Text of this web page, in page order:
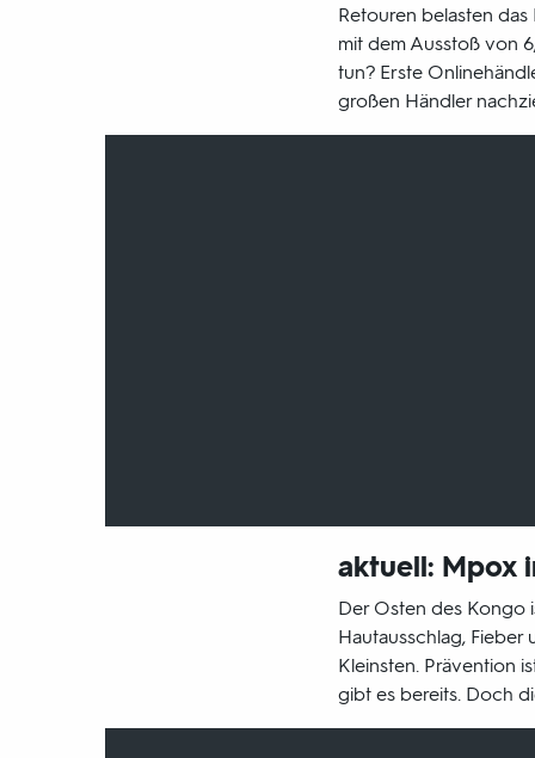
Retouren belasten das
mit dem Ausstoß von
tun? Erste
großen Händler
aktuell: Mpox
Der Osten des Kongo
Hautausschlag,
Kleinsten. Prävention
gibt es bereits. Doch